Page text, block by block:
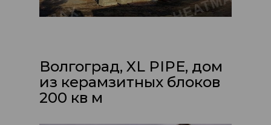
Волгоград, XL PIPE, дом
из керамзитных блоков
200 кв м